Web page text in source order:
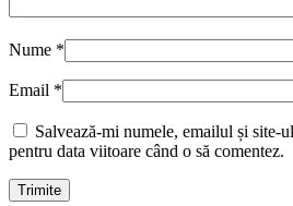
Nume *
Email *
Salvează-mi numele, emailul și site-
pentru data viitoare când o să comentez.